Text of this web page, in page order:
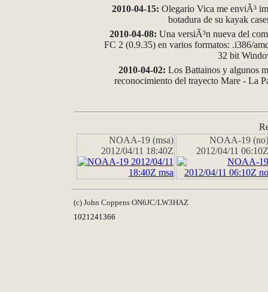
2010-04-15: Olegario Vica me enviÃ³
botadura de su kayak
2010-04-08: Una versiÃ³n nueva del
FC 2 (0.9.35) en varios formatos: .i386/
32 bit
2010-04-02: Los Battainos y algunos
reconocimiento del trayecto Mare - La
NOAA-19 (msa)
2012/04/11 18:40Z
NOAA-19 (no)
2012/04/11 06:10Z
(c) John Coppens ON6JC/LW3HAZ
1021241366